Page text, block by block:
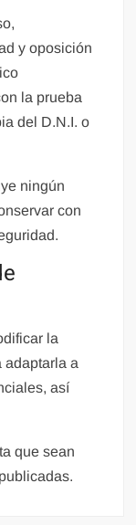
y oposición
la prueba
del D.N.I. o
ningún
con
la
adaptarla a
así
que sean